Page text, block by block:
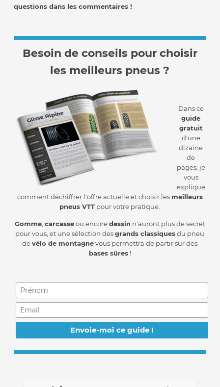
questions dans les commentaires !
Besoin de conseils pour choisir
les meilleurs pneus ?
Dans ce
guide
gratuit
d'une
dizaine
de
pages, je
vous
explique
comment déchiffrer l'offre actuelle et choisir les meilleurs
pneus VTT pour votre pratique.
Gomme, carcasseou encoredessin n'auront plus de secret
pour vous, et une sélection desgrands classiquesdu pneu
devélo de montagnevous permettra de partir sur des
bases sûres!